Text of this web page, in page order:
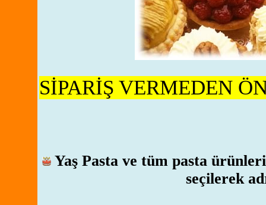
SİPARİŞ VERMEDEN
Yaş Pasta ve tüm pasta
seçilerek